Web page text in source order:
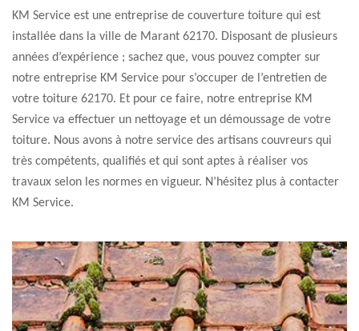
KM Service est une entreprise de couverture toiture qui est
installée dans la ville de Marant 62170. Disposant de plusieurs
années d’expérience ; sachez que, vous pouvez compter sur
notre entreprise KM Service pour s’occuper de l’entretien de
votre toiture 62170. Et pour ce faire, notre entreprise KM
Service va effectuer un nettoyage et un démoussage de votre
toiture. Nous avons à notre service des artisans couvreurs qui
très compétents, qualifiés et qui sont aptes à réaliser vos
travaux selon les normes en vigueur. N’hésitez plus à contacter
KM Service.